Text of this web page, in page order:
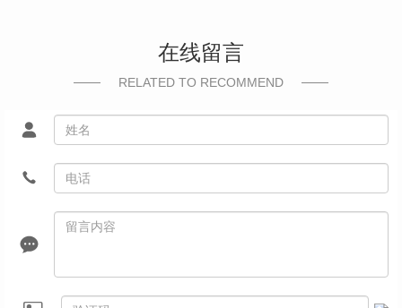
在线留言
RELATED TO RECOMMEND